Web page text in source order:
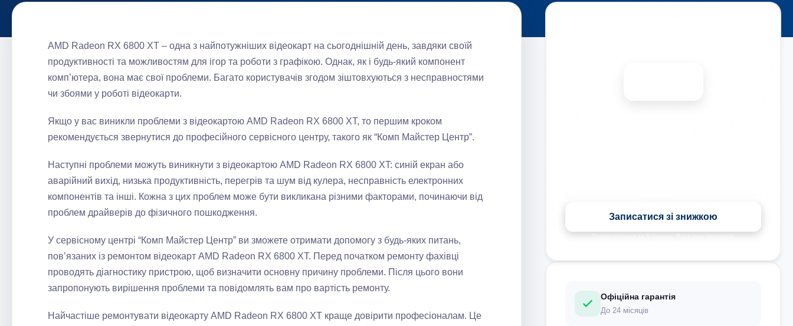
AMD Radeon RX 6800 XT – одна з найпотужніших відеокарт на сьогоднішній день, завдяки своїй
продуктивності та можливостям для ігор та роботи з графікою. Однак, як і будь-який компонент
комп’ютера, вона має свої проблеми. Багато користувачів згодом зіштовхуються з несправностями
чи збоями у роботі відеокарти.
Якщо у вас виникли проблеми з відеокартою AMD Radeon RX 6800 XT, то першим кроком
рекомендується звернутися до професійного сервісного центру, такого як “Комп Майстер Центр”.
Наступні проблеми можуть виникнути з відеокартою AMD Radeon RX 6800 XT: синій екран або
аварійний вихід, низька продуктивність, перегрів та шум від кулера, несправність електронних
компонентів та інші. Кожна з цих проблем може бути викликана різними факторами, починаючи від
проблем драйверів до фізичного пошкодження.
У сервісному центрі “Комп Майстер Центр” ви зможете отримати допомогу з будь-яких питань,
пов’язаних із ремонтом відеокарт AMD Radeon RX 6800 XT. Перед початком ремонту фахівці
проводять діагностику пристрою, щоб визначити основну причину проблеми. Після цього вони
запропонують вирішення проблеми та повідомлять вам про вартість ремонту.
Найчастіше ремонтувати відеокарту AMD Radeon RX 6800 XT краще довірити професіоналам. Це
Записатися зі знижкою
Передзвонимо за 5 хвилин. Ваші дані захищені.
Офіційна гарантія
До 24 місяців